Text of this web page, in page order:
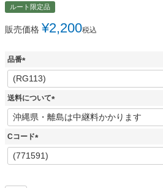
ルート限定品
販売価格 ¥2,200税込
品番
(
必
須
送料について
(
必
Cコード
(
必